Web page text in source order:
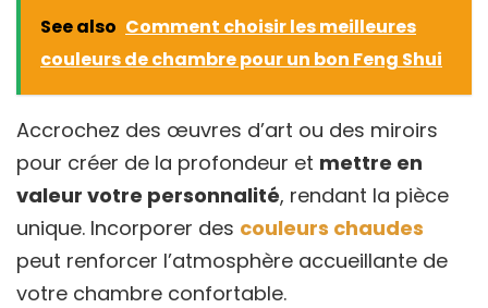
See also Comment choisir les meilleures
couleurs de chambre pour un bon Feng Shui
Accrochez des œuvres d’art ou des miroirs
pour créer de la profondeur et mettre en
valeur votre personnalité, rendant la pièce
unique. Incorporer des couleurs chaudes
peut renforcer l’atmosphère accueillante de
votre chambre confortable.